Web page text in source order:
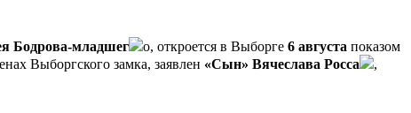
Бодрова-младшег о, откроется в Выборге 6 августа показом
Выборгского замка, заявлен «Сын» Вячеслава Росса
,